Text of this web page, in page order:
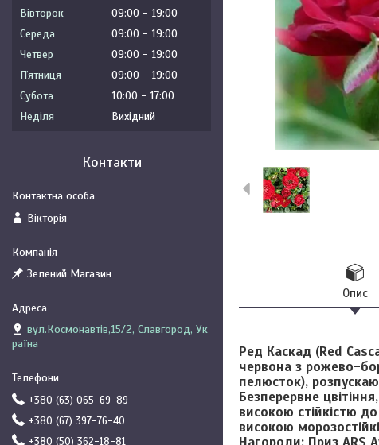
Опис
Ред Каскад (Red
червона з рожево-
пелюсток),
Безперервне
високою стійкістю
високою
Вівторок
09:00
19:00
Середа
09:00
19:00
Четвер
09:00
19:00
Пʼятниця
09:00
19:00
Субота
10:00
17:00
Неділя
Вихідний
Контакти
Вікторія
Зелений Магазин
вул.Космонавтів,15/2, Славгород, Ук
раїна
+380 (63) 065-69-89
+380 (67) 397-76-40
+380 (50) 362-18-81